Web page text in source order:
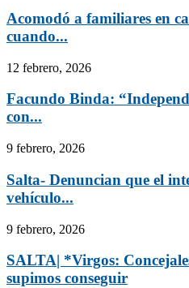
Acomodó a familiares en
cuando...
12 febrero, 2026
Facundo Binda:
con...
9 febrero, 2026
Salta- Denuncian que el
vehículo...
9 febrero, 2026
SALTA| *Virgos:
supimos conseguir